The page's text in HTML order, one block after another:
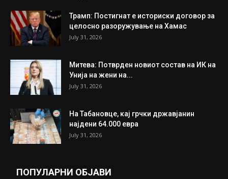
Трамп: Постигнат е историски договор за
целосно разоружување на Хамас
July 31, 2026
Митева: Потврден новиот состав на ИК на
Унија на жени на...
July 31, 2026
На Табановце, кај грчки државјанин
најдени 64.000 евра
July 31, 2026
ПОПУЛАРНИ ОБЈАВИ